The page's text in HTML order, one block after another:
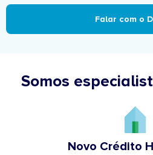
Falar com o
Somos
Novo Crédito